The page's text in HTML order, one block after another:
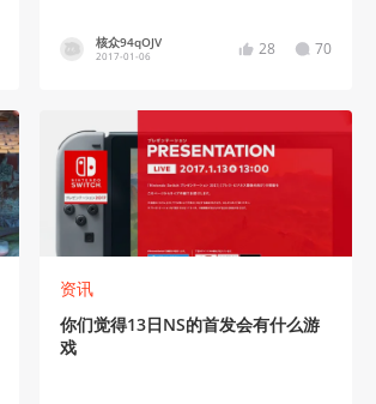
核众94qOJV
2017-01-06 28 70
资讯
你们觉得13日NS的首发会有什么游
戏